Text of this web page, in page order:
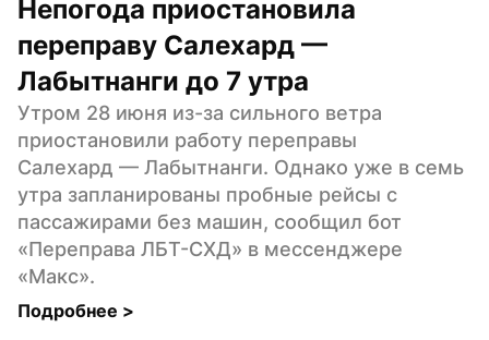
Непогода приостановила
переправу Салехард —
Лабытнанги до 7 утра
Утром 28 июня из-за сильного ветра
приостановили работу переправы
Салехард — Лабытнанги. Однако уже в семь
утра запланированы пробные рейсы с
пассажирами без машин, сообщил бот
«Переправа ЛБТ-СХД» в мессенджере
«Макс».
Подробнее >